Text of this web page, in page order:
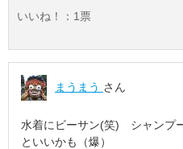
いいね！： 1 票
まうまう さん
水着にビーサン(笑) シャンプ
といいかも（爆）